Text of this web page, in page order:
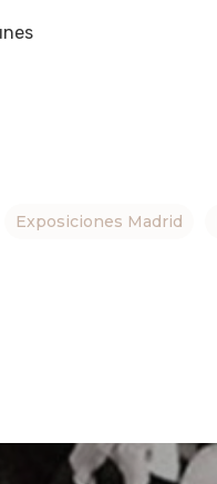
Exposiciones Madrid